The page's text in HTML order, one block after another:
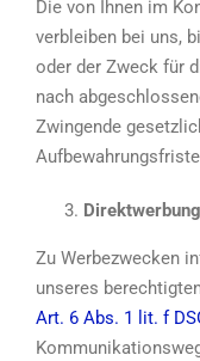
Die von Ihnen im
verbleiben bei uns,
oder der Zweck für
nach
Zwingende
Zu Werbezwecken
unseres
Art. 6 Abs. 1 lit. f